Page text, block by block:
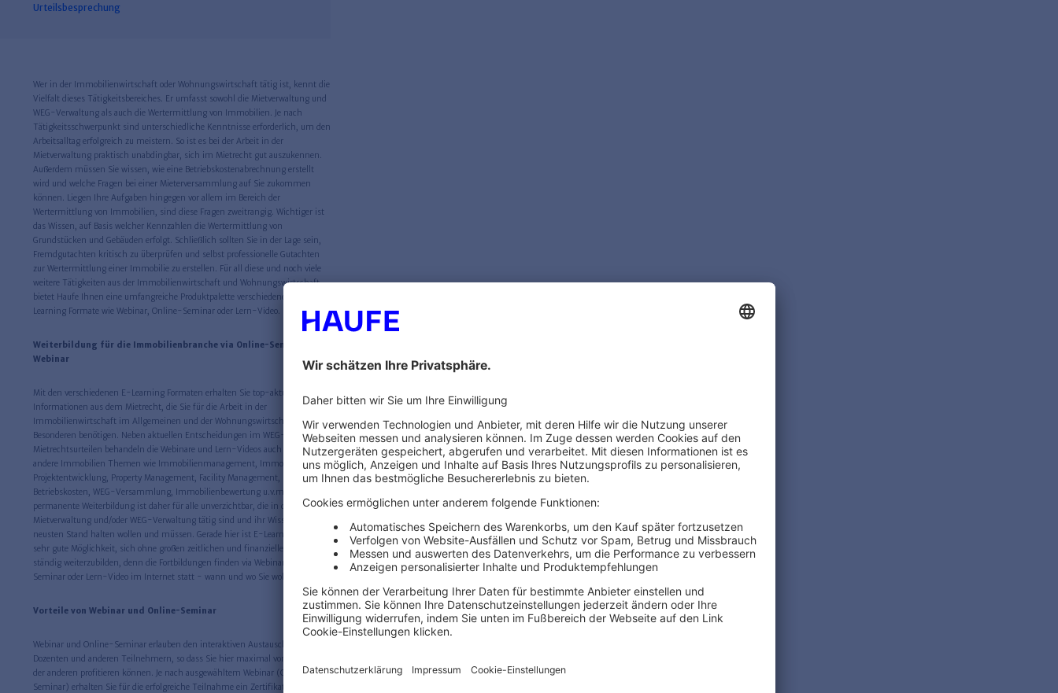
Urteilsbesprechung
Wer in der Immobilienwirtschaft oder Wohnungswirtschaft tätig ist, kennt die
Vielfalt dieses Tätigkeitsbereiches. Er umfasst sowohl die Mietverwaltung und
WEG-Verwaltung als auch die Wertermittlung von Immobilien. Je nach
Tätigkeitsschwerpunkt sind unterschiedliche Kenntnisse erforderlich, um den
Arbeitsalltag erfolgreich zu meistern. So ist es bei der Arbeit in der
Mietverwaltung praktisch unabdingbar, sich im Mietrecht gut auszukennen.
Außerdem müssen Sie wissen, wie eine Betriebskostenabrechnung erstellt
wird und welche Fragen bei einer Mieterversammlung auf Sie zukommen
können. Liegen Ihre Aufgaben hingegen vor allem im Bereich der
Wertermittlung von Immobilien, sind diese Fragen zweitrangig. Wichtiger ist
das Wissen, auf Basis welcher Kennzahlen die Wertermittlung von
Grundstücken und Gebäuden erfolgt. Schließlich sollten Sie in der Lage sein,
Fremdgutachten kritisch zu überprüfen und selbst professionelle Gutachten
zur Wertermittlung einer Immobilie zu erstellen. Für all diese und noch viele
weitere Tätigkeiten aus der Immobilienwirtschaft und Wohnungswirtschaft
bietet Haufe Ihnen eine umfangreiche Produktpalette verschiedener E-
Learning Formate wie Webinar, Online-Seminar oder Lern-Video.
Weiterbildung für die Immobilienbranche via Online-Seminar und
Webinar
Mit den verschiedenen E-Learning Formaten erhalten Sie top-aktuelle
Informationen aus dem Mietrecht, die Sie für die Arbeit in der
Immobilienwirtschaft im Allgemeinen und der Wohnungswirtschaft im
Besonderen benötigen. Neben aktuellen Entscheidungen im WEG-Recht und
Mietrechtsurteilen behandeln die Webinare und Lern-Videos auch zahlreiche
andere Immobilien Themen wie Immobilienmanagement, Immobilien-
Projektentwicklung, Property Management, Facility Management,
Betriebskosten, WEG-Versammlung, Immobilienbewertung u.v.m. Eine
permanente Weiterbildung ist daher für alle unverzichtbar, die in der
Mietverwaltung und/oder WEG-Verwaltung tätig sind und ihr Wissen auf dem
neusten Stand halten wollen und müssen. Gerade hier ist E-Learning eine
sehr gute Möglichkeit, sich ohne großen zeitlichen und finanziellen Aufwand
ständig weiterzubilden, denn die Fortbildungen finden via Webinar, Online-
Seminar oder Lern-Video im Internet statt - wann und wo Sie wollen.
Vorteile von Webinar und Online-Seminar
Webinar und Online-Seminar erlauben den interaktiven Austausch mit den
Dozenten und anderen Teilnehmern, so dass Sie hier maximal vom Wissen
der anderen profitieren können. Je nach ausgewähltem Webinar (Online-
Seminar) erhalten Sie für die erfolgreiche Teilnahme ein Zertifikat.